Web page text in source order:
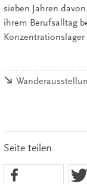
sieben Jahren
ihrem Berufsalltag
Konzentrationslager
Seite teilen